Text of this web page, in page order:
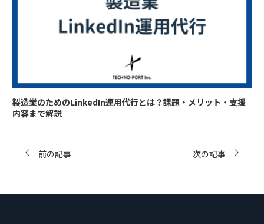
製造業のためのLinkedIn運用代行とは？課題・メリット・支援
内容まで解説
前の記事 次の記事